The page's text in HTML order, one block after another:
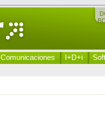
Comunicaciones I+D+i